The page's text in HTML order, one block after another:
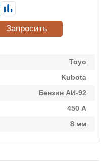
Toyo
Kubota
Бензин АИ-92
450 А
8 мм
Запросить